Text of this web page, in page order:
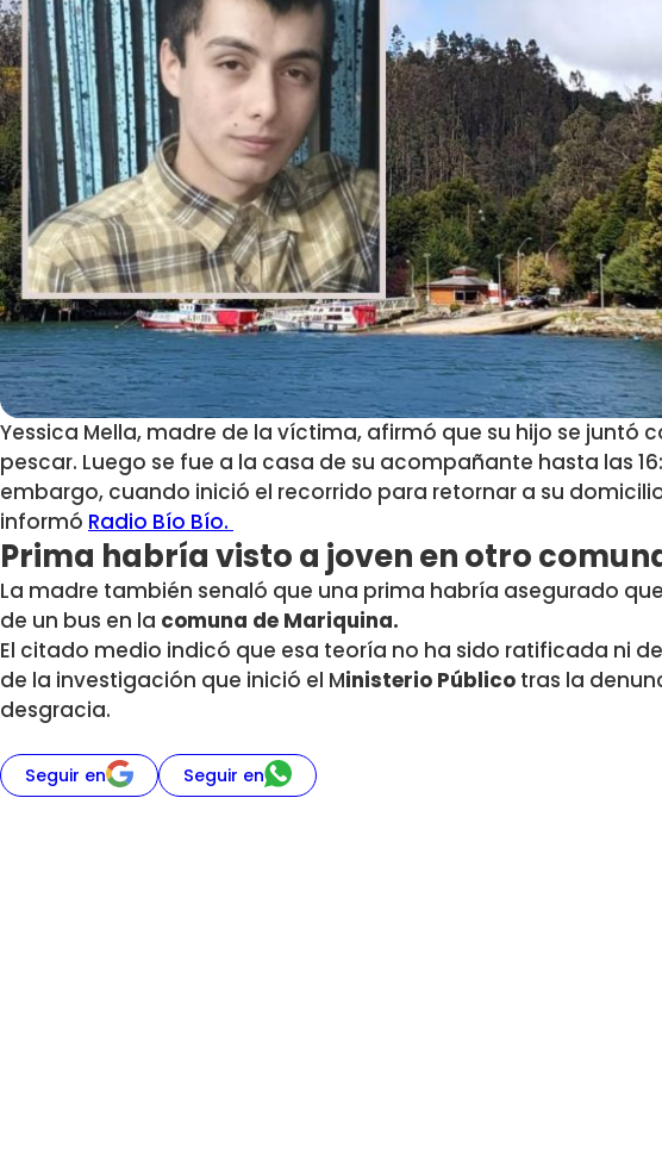
Yessica Mella, madre de la víctima, afirmó que su hijo se juntó
pescar. Luego se fue a la casa de su acompañante hasta las
embargo, cuando inició el recorrido para retornar a su
informó Radio Bío Bío.
Prima habría visto a joven en otro
La madre también senaló que una prima habría asegurado
de un bus en la comuna de Mariquina.
El citado medio indicó que esa teoría no ha sido ratificada ni
de la investigación que inició el Ministerio Público tras la
desgracia.
Seguir en Seguir en